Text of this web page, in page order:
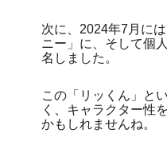
次に、2024年7月に
ニー」に、そして個
名しました。
この「リッくん」と
く、キャラクター性
かもしれませんね。